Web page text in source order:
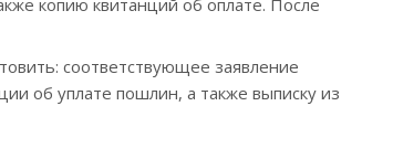
соответствующее заявление
об уплате пошлин, а также выписку из